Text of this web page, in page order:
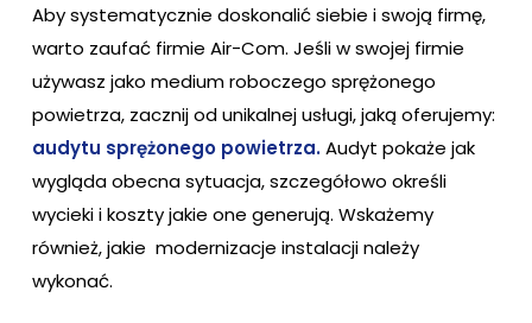
Aby systematycznie doskonalić siebie i swoją firmę,
warto zaufać firmie Air-Com. Jeśli w swojej firmie
używasz jako medium roboczego sprężonego
powietrza, zacznij od unikalnej usługi, jaką oferujemy:
audytu sprężonego powietrza.Audyt pokaże jak
wygląda obecna sytuacja, szczegółowo określi
wycieki i koszty jakie one generują. Wskażemy
również, jakie modernizacje instalacji należy
wykonać.